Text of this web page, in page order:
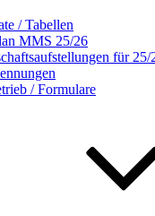
/ Tabellen
MMS 25/26
für 25/
/ Formulare